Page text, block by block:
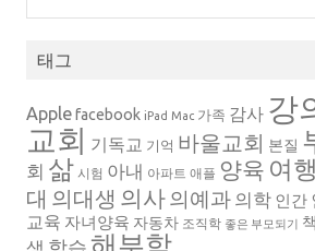
태그
Applefacebook iPad Mac 가족 감사 강
교회 기독교 기억 바울교회 본질
회 삶 시험 아내 아파트 애플 양육 여행
대 의대생 의사의예과 의학 인간
교육 자녀양육 자동차 조직학 좋은 부모되기 책
해부학